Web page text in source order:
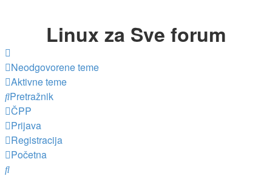
Linux za Sve forum
Neodgovorene teme
Aktivne teme
Pretražnik
ČPP
Prijava
Registracija
Početna
Pretražnik